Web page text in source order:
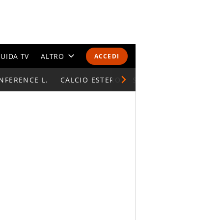
ACCEDI
TV ALTRO
CALENDARI E CLASSIFICHE
L. CALCIO ESTERO